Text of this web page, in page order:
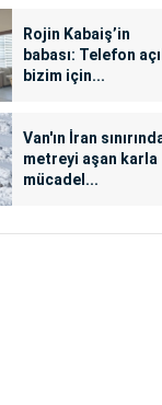
Rojin Kabaiş’in
babası: Telefon
bizim için...
Van'ın İran
metreyi aşan karla
mücadel...